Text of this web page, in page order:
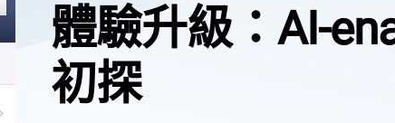
體驗升級：AI-
初探